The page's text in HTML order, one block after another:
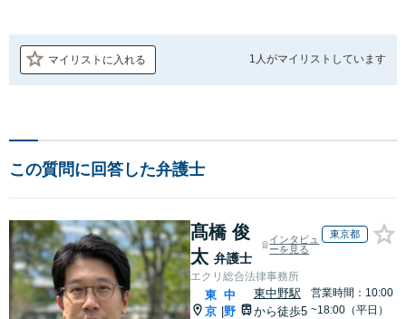
マイリストに入れる 1人がマイリストしています
この質問に回答した弁護士
髙橋 俊
太 弁護士
インタビュ
ーを見る
東京都
エクリ総合法律事務所
東
京
中
野
東中野駅
から徒歩5
営業時間：10:00
~18:00（平日）